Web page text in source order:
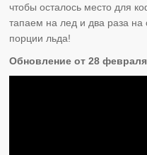
чтобы осталось место для
тапаем на лед и два раза на
порции льда!
Обновление от 28